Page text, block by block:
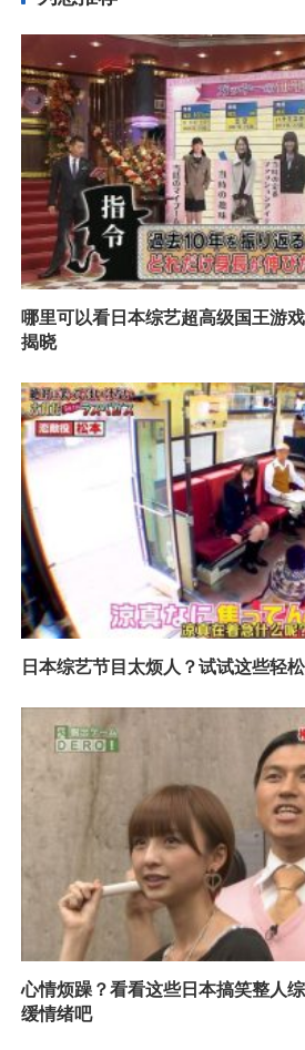
哪里可以看日本综艺超高级国王游
揭晓
日本综艺节目太烦人？试试这些轻
心情烦躁？看看这些日本搞笑整人
缓情绪吧